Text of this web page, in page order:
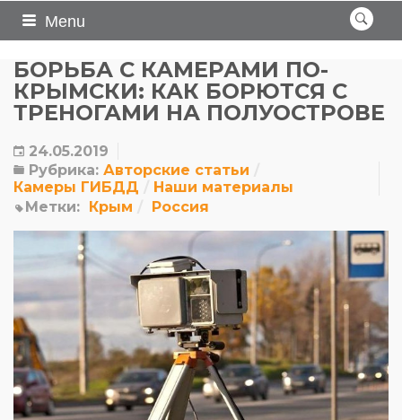
Menu
БОРЬБА С КАМЕРАМИ ПО-
КРЫМСКИ: КАК БОРЮТСЯ С
ТРЕНОГАМИ НА ПОЛУОСТРОВЕ
24.05.2019
Рубрика: Авторские статьи
Камеры ГИБДД
Наши материалы
Метки: Крым Россия